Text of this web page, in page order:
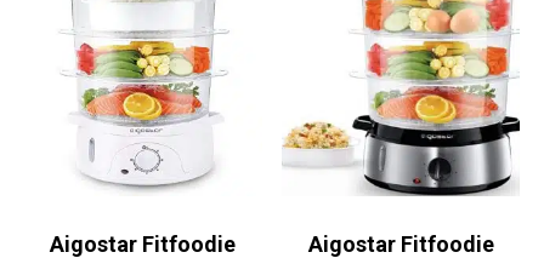
Aigostar Fitfoodie
Aigostar Fitfoodie